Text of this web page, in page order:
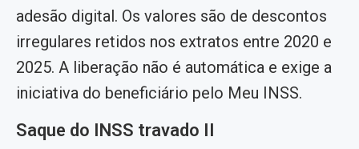
adesão digital. Os valores são de descontos
irregulares retidos nos extratos entre 2020 e
2025. A liberação não é automática e exige a
iniciativa do beneficiário pelo Meu INSS.
Saque do INSS travado II